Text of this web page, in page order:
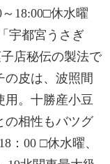
18:00□休水曜
宇都宮うさぎ
店秘伝の製法で
の皮は、波照間
用。十勝産小豆
の相性もバツグ
：00 □休水曜、